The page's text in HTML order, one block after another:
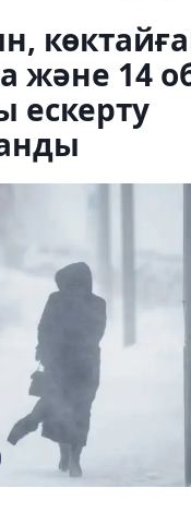
және 14
ескерту